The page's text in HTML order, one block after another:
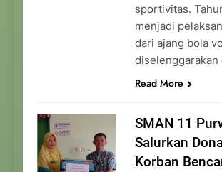
sportivitas.
menjadi
dari ajang bola
Read More
SMAN 11
Salurkan
Korban